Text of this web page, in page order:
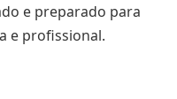
e preparado para
e profissional.